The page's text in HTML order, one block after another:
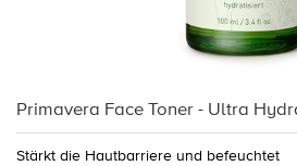
Primavera Face Toner - Ultra
Stärkt die Hautbarriere und befeuchtet